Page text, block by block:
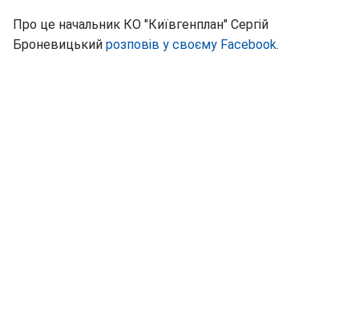
Про це начальник КО "Київгенплан" Сергій
Броневицький розповів у своєму Facebook.